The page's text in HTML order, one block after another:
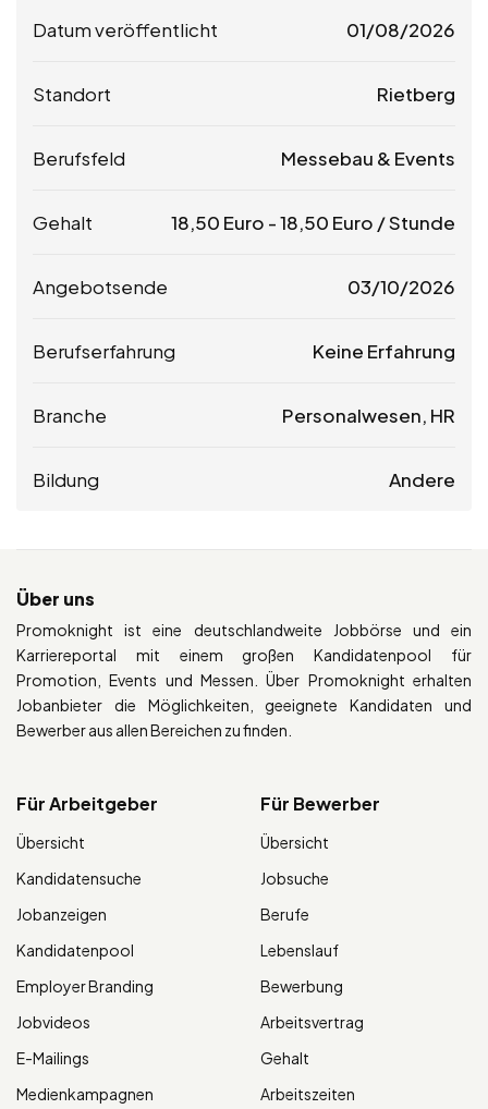
Datum veröffentlicht 01/08/2026
Standort Rietberg
Berufsfeld Messebau & Events
Gehalt 18,50 Euro -18,50 Euro / Stunde
Angebotsende 03/10/2026
Berufserfahrung Keine Erfahrung
Branche Personalwesen, HR
Bildung Andere
Über uns
Promoknight ist eine deutschlandweite Jobbörse und ein
Karriereportal mit einem großen Kandidatenpool für
Promotion, Events und Messen. Über Promoknight erhalten
Jobanbieter die Möglichkeiten, geeignete Kandidaten und
Bewerber aus allen Bereichen zu finden.
Für Arbeitgeber
Übersicht
Kandidatensuche
Jobanzeigen
Kandidatenpool
Employer Branding
Jobvideos
E-Mailings
Medienkampagnen
Für Bewerber
Übersicht
Jobsuche
Berufe
Lebenslauf
Bewerbung
Arbeitsvertrag
Gehalt
Arbeitszeiten